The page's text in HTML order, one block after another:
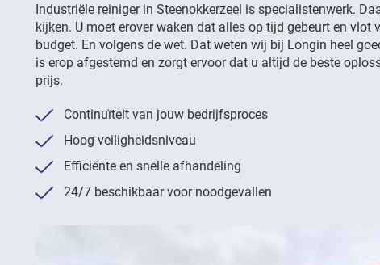
Industriële reiniger in Steenokkerzeel is specialistenwerk.
kijken. U moet erover waken dat alles op tijd gebeurt en vlot
budget. En volgens de wet. Dat weten wij bij Longin heel
is erop afgestemd en zorgt ervoor dat u altijd de beste
prijs.
Continuïteit van jouw bedrijfsproces
Hoog veiligheidsniveau
Efficiënte en snelle afhandeling
24/7 beschikbaar voor noodgevallen